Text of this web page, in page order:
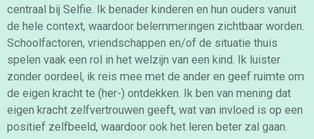
centraal bij Selfie. Ik benader kinderen en hun ouders vanuit
de hele context, waardoor belemmeringen zichtbaar worden.
Schoolfactoren, vriendschappen en/of de situatie thuis
spelen vaak een rol in het welzijn van een kind. Ik luister
zonder oordeel, ik reis mee met de ander en geef ruimte om
de eigen kracht te (her-) ontdekken. Ik ben van mening dat
eigen kracht zelfvertrouwen geeft, wat van invloed is op een
positief zelfbeeld, waardoor ook het leren beter zal gaan.